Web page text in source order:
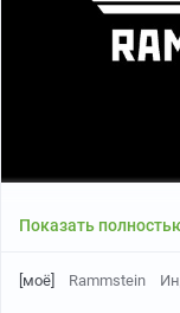
1. Rammstein -
Показать
[моё] Rammstein